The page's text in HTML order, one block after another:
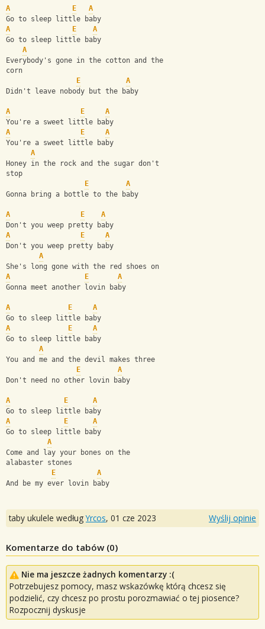
A E
A
Go to sleep little baby
A
E
A
Go to sleep little baby
A
Everybody's gone in the cotton and the
corn
E
A
Didn't leave nobody but the baby
A E
A
You're a sweet little baby
A
E
A
You're a sweet little baby
A
Honey in the rock and the sugar don't
stop
E
A
Gonna bring a bottle to the baby
A E
A
Don't you weep pretty baby
A
E
A
Don't you weep pretty baby
A
She's long gone with the red shoes on
A
E
A
Gonna meet another lovin baby
A E
A
Go to sleep little baby
A
E
A
Go to sleep little baby
A
You and me and the devil makes three
E
A
Don't need no other lovin baby
A E
A
Go to sleep little baby
A
E
A
Go to sleep little baby
A
Come and lay your bones on the
alabaster stones
E
A
And be my ever lovin baby
taby ukulele wedługYrcos, 01 cze 2023 Wyślij opinie
Komentarze do tabów (0)
Nie ma jeszcze żadnych komentarzy :(
Potrzebujesz pomocy, masz wskazówkę którą chcesz się
podzielić, czy chcesz po prostu porozmawiać o tej piosence?
Rozpocznij dyskusje